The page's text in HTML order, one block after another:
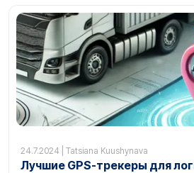
24.7.2024 | Tatsiana Kuushynava
Лучшие GPS-трекеры для